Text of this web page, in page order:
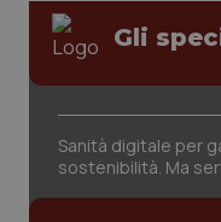
Gli
Sanità digitale per
sostenibilità. Ma
tracking-sites-
tracking-sites-
session-id